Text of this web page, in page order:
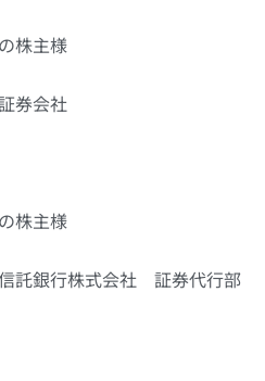
株主様
券会社
株主様
託銀行株式会社 証券代行部